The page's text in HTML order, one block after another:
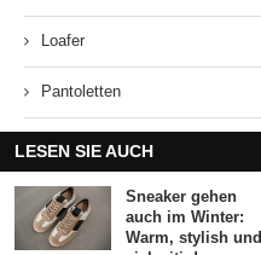
Loafer
Pantoletten
Sandals
Sneakers
Style
LESEN SIE AUCH
Sneaker gehen
auch im Winter:
Warm, stylish und